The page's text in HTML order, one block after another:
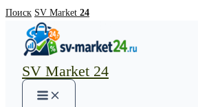
Перейти
содержимому
Поиск SV Market 24
SV Market 24
Main
Menu